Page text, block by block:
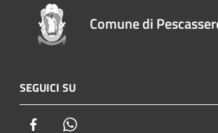
Comune di
SEGUICI SU
Facebook